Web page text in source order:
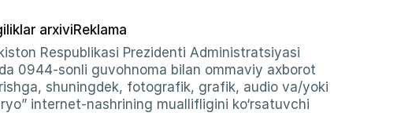
arxiviReklama
Respublikasi Prezidenti Administratsiyasi
0944-sonli guvohnoma bilan ommaviy axborot
shuningdek, fotografik, grafik, audio va/yoki
internet-nashrining muallifligini ko‘rsatuvchi